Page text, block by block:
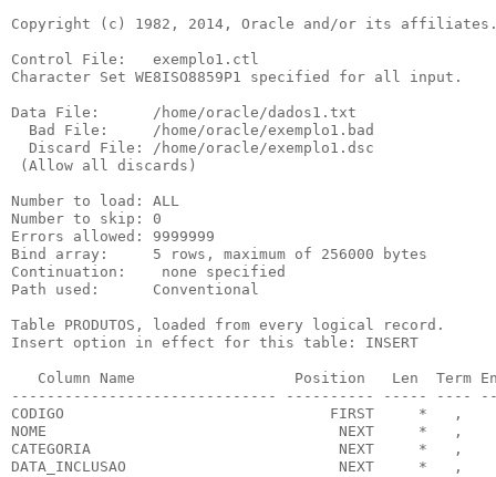
Copyright (c) 1982, 2014, Oracle and/or its
Control File:   exemplo1.ctl
Character Set WE8ISO8859P1 specified for all input.
Data File:      /home/oracle/dados1.txt
  Bad File:     /home/oracle/exemplo1.bad
  Discard File: /home/oracle/exemplo1.dsc
(Allow all discards)
Number to load: ALL
Number to skip: 0
Errors allowed: 9999999
Bind array:     5 rows, maximum of 256000 bytes
Continuation:    none specified
Path used:      Conventional
Table PRODUTOS, loaded from every logical record.
Insert option in effect for this table: INSERT
Column Name                  Position   Len  Term
------------------------------ ---------- ----- ----
CODIGO                              FIRST     *   ,
NOME                                 NEXT     *   ,
CATEGORIA                            NEXT     *   ,
DATA_INCLUSAO                        NEXT     *   ,